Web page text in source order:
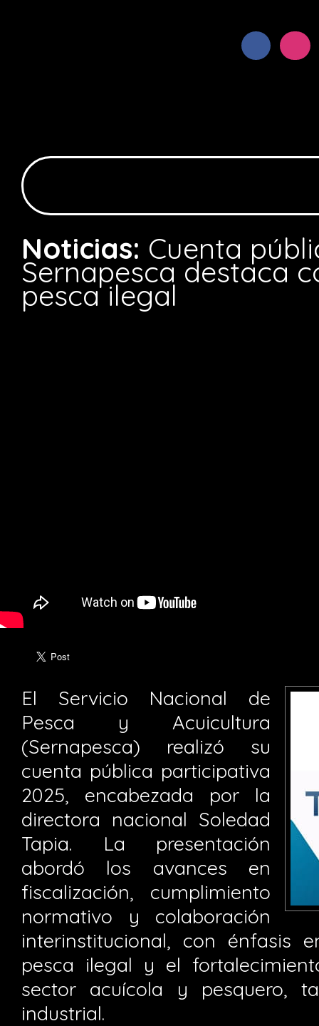
Noticias: Cuenta
Sernapesca destaca
pesca ilegal
El Servicio Nacional de
Pesca y Acuicultura
(Sernapesca) realizó su
cuenta pública participativa
2025, encabezada por la
directora nacional Soledad
Tapia. La presentación
abordó los avances en
fiscalización, cumplimiento
normativo y colaboración
interinstitucional, con énfasis
pesca ilegal y el
sector acuícola y pesquero,
industrial.